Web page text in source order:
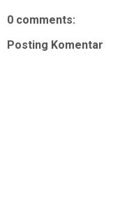
0 comments:
Posting Komentar